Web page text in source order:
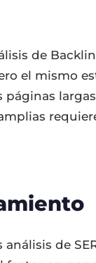
de
el mismo
páginas
de